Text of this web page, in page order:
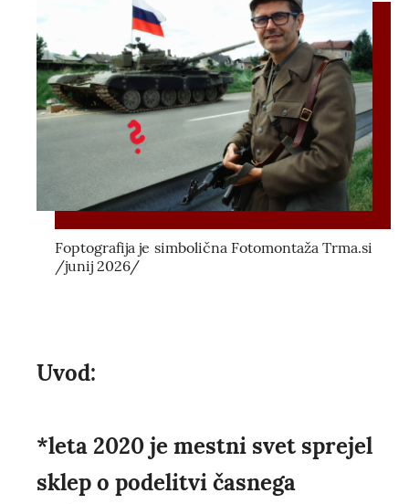
Foptografija je simbolična Fotomontaža Trma.si
/junij 2026/
Uvod:
*leta 2020 je mestni svet sprejel
sklep o podelitvi časnega